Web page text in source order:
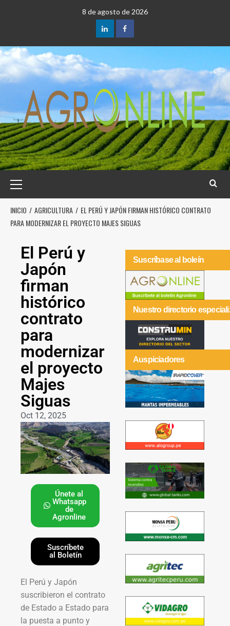
8 de agosto de 2026
INICIO AGRICULTURA
EL PERÚ Y JAPÓN FIRMAN HISTÓRICO CONTRATO
PARA MODERNIZAR EL PROYECTO MAJES SIGUAS
El Perú y
Japón
firman
histórico
contrato
para
modernizar
el proyecto
Majes
Siguas
Oct 12, 2025
Únete al
Whatsapp
de
Agronline
Suscríbete
al Boletín
El Perú y Japón
suscribieron el contrato
de Estado a Estado para
la puesta a punto y
Suscríbase al boleín
Nuestro directorio
Auspiciadores